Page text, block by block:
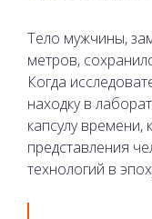
Тело мужчины,
метров,
Когда
находку в
капсулу времени,
представления
технологий в